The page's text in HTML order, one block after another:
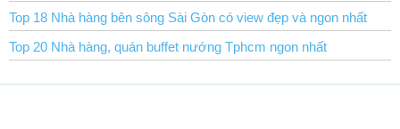
Top 18 Nhà hàng bên sông Sài Gòn có view đẹp và ngon nhất
Top 20 Nhà hàng, quán buffet nướng Tphcm ngon nhất